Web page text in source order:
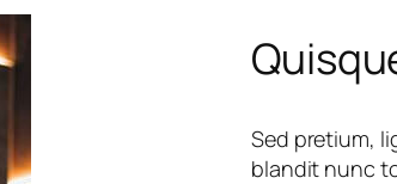
Sed pretium,
blandit nunc